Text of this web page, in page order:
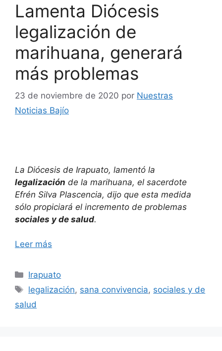
Lamenta Diócesis
legalización de
marihuana, generará
más problemas
23 de noviembre de 2020 por Nuestras
Noticias Bajío
La Diócesis de Irapuato, lamentó la
legalización de la marihuana, el sacerdote
Efrén Silva Plascencia, dijo que esta medida
sólo propiciará el incremento de problemas
sociales y de salud.
Leer más
Categorías
Irapuato
Etiquetas
legalización, sana convivencia, sociales y de
salud